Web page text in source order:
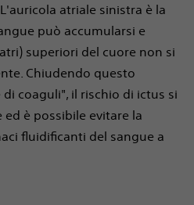
atriale sinistra è la
può accumularsi e
superiori del cuore non si
Chiudendo questo
coaguli", il rischio di ictus si
è possibile evitare la
fluidificanti del sangue a